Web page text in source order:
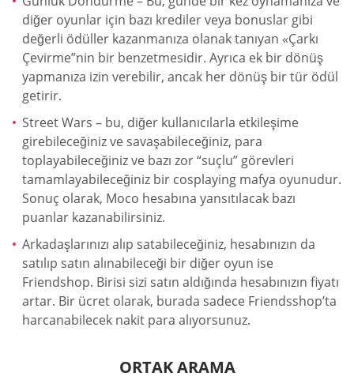
diğer oyunlar için bazı krediler veya bonuslar gibi
değerli ödüller kazanmanıza olanak tanıyan «Çarkı
Çevirme”nin bir benzetmesidir. Ayrıca ek bir dönüş
yapmanıza izin verebilir, ancak her dönüş bir tür ödül
getirir.
Street Wars – bu, diğer kullanıcılarla etkileşime
girebileceğiniz ve savaşabileceğiniz, para
toplayabileceğiniz ve bazı zor “suçlu” görevleri
tamamlayabileceğiniz bir cosplaying mafya oyunudur.
Sonuç olarak, Moco hesabına yansıtılacak bazı
puanlar kazanabilirsiniz.
Arkadaşlarınızı alıp satabileceğiniz, hesabınızın da
satılıp satın alınabileceği bir diğer oyun ise
Friendshop. Birisi sizi satın aldığında hesabınızın fiyatı
artar. Bir ücret olarak, burada sadece Friendsshop’ta
harcanabilecek nakit para alıyorsunuz.
ORTAK ARAMA